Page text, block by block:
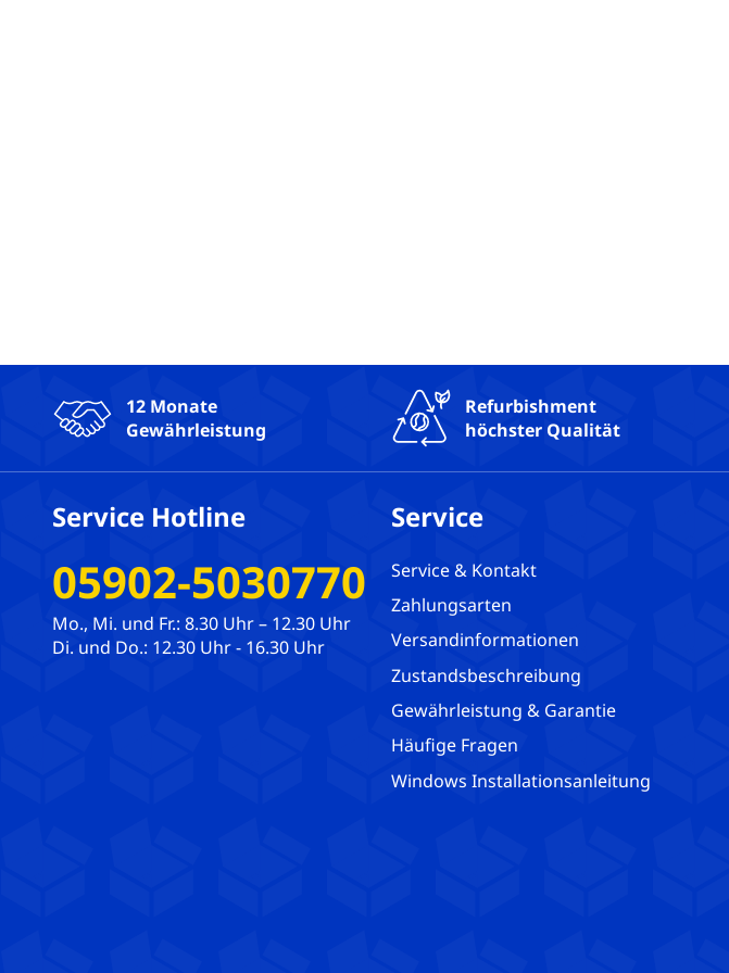
12 Monate
Gewährleistung
Refurbishment
höchster Qualität
Service Hotline
05902-5030770
Mo., Mi. und Fr.: 8.30 Uhr – 12.30 Uhr
Di. und Do.: 12.30 Uhr - 16.30 Uhr
Service
Service & Kontakt
Zahlungsarten
Versandinformationen
Zustandsbeschreibung
Gewährleistung & Garantie
Häufige Fragen
Windows Installationsanleitung